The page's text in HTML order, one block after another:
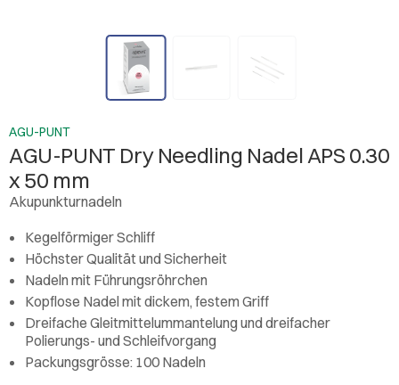
AGU-PUNT
AGU-PUNT Dry Needling Nadel APS 0.30
x 50 mm
Akupunkturnadeln
Kegelförmiger Schliff
Höchster Qualität und Sicherheit
Nadeln mit Führungsröhrchen
Kopflose Nadel mit dickem, festem Griff
Dreifache Gleitmittelummantelung und dreifacher
Polierungs- und Schleifvorgang
Packungsgrösse: 100 Nadeln